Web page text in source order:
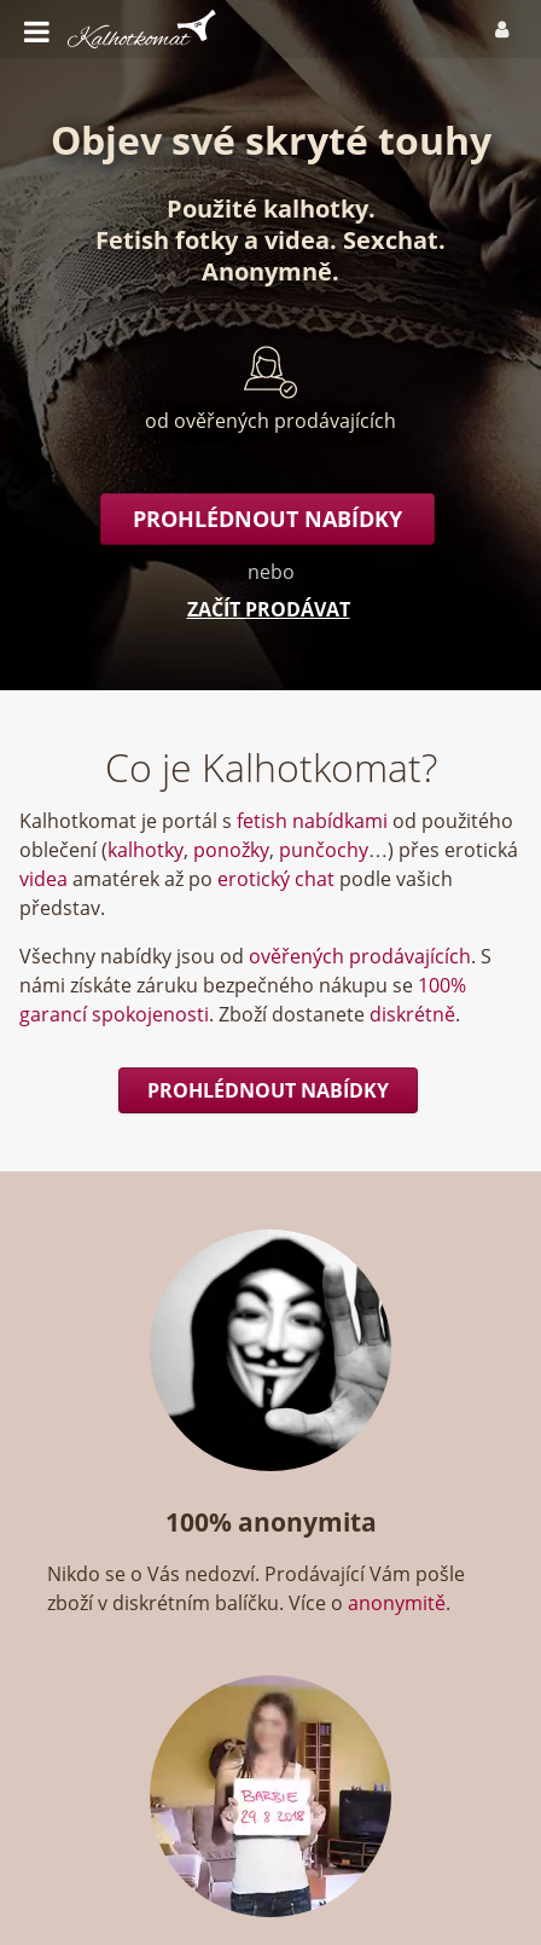
Objev své skryté touhy
Použité kalhotky.
Fetish fotkyavidea.Sexchat.
Anonymně.
od ověřených prodávajících
PROHLÉDNOUT NABÍDKY
nebo
ZAČÍT PRODÁVAT
Co je Kalhotkomat?
Kalhotkomat je portál s fetish nabídkami od použitého
oblečení (kalhotky, ponožky, punčochy…) přes erotická
videa amatérek až po erotický chat podle vašich
představ.
Všechny nabídky jsou od ověřených prodávajících. S
námi získáte záruku bezpečného nákupu se 100%
garancí spokojenosti. Zboží dostanete diskrétně.
PROHLÉDNOUT NABÍDKY
100% anonymita
Nikdo se o Vás nedozví. Prodávající Vám pošle
zboží v diskrétním balíčku. Více oanonymitě.